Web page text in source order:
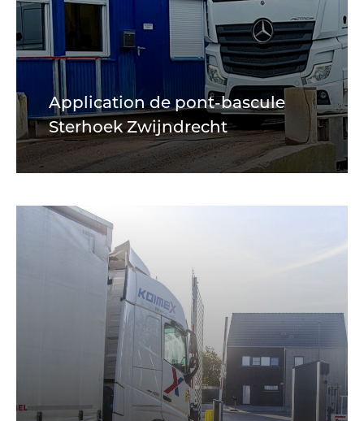
Application de pont-bascule
Sterhoek Zwijndrecht